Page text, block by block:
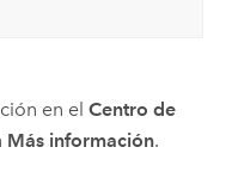
en el Centro de
Más información.